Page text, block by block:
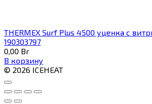
THERMEX Surf Plus 4500 уценка с
190303797
0,00 Br
В корзину
© 2026 ICEHEAT